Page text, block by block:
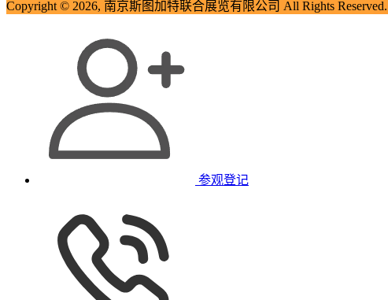
Copyright © 2026, 南京斯图加特联合展览有限公司 All Rights Reserved.
参观登记